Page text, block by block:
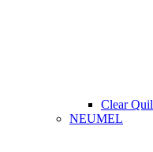
Clear
NEUMEL